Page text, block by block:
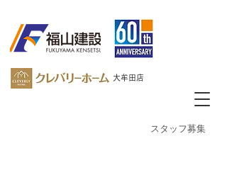
大牟田店
​スタッフ募集